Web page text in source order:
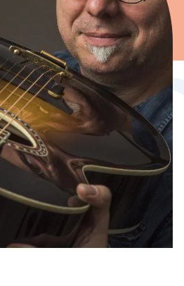
over
nieuws
projecten
contact